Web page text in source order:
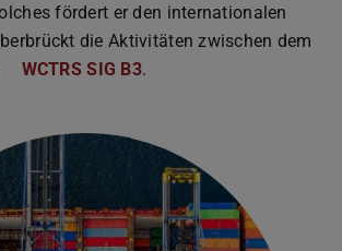
fördert er den internationalen
die Aktivitäten zwischen dem
WCTRS SIG B3.